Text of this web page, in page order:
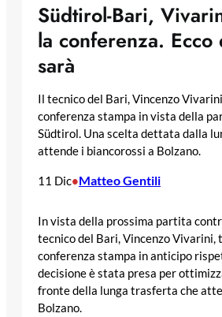
Südtirol-Bari,
la conferenza. Ecco
sarà
Il tecnico del Bari, Vincenzo
conferenza stampa in vista della
Südtirol. Una scelta dettata dalla
attende i biancorossi a Bolzano.
11 Dic•Matteo Gentili
In vista della prossima partita
tecnico del Bari, Vincenzo Vivarini,
conferenza stampa in anticipo
decisione è stata presa per
fronte della lunga trasferta che
Bolzano.